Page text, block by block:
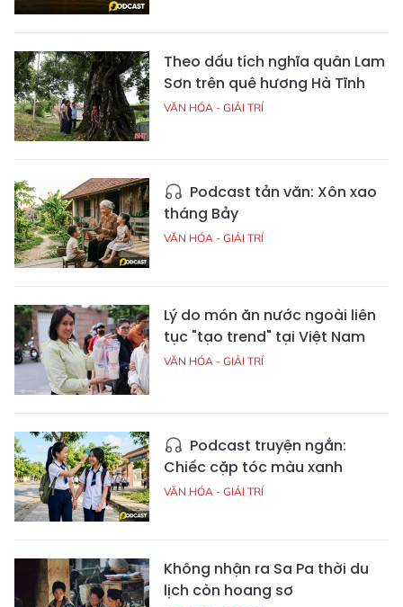
Theo dấu tích nghĩa quân Lam
Sơn trên quê hương Hà Tĩnh
VĂN HÓA - GIẢI TRÍ
Podcast tản văn: Xôn xao
tháng Bảy
VĂN HÓA - GIẢI TRÍ
Lý do món ăn nước ngoài liên
tục "tạo trend" tại Việt Nam
VĂN HÓA - GIẢI TRÍ
Podcast truyện ngắn:
Chiếc cặp tóc màu xanh
VĂN HÓA - GIẢI TRÍ
Không nhận ra Sa Pa thời du
lịch còn hoang sơ